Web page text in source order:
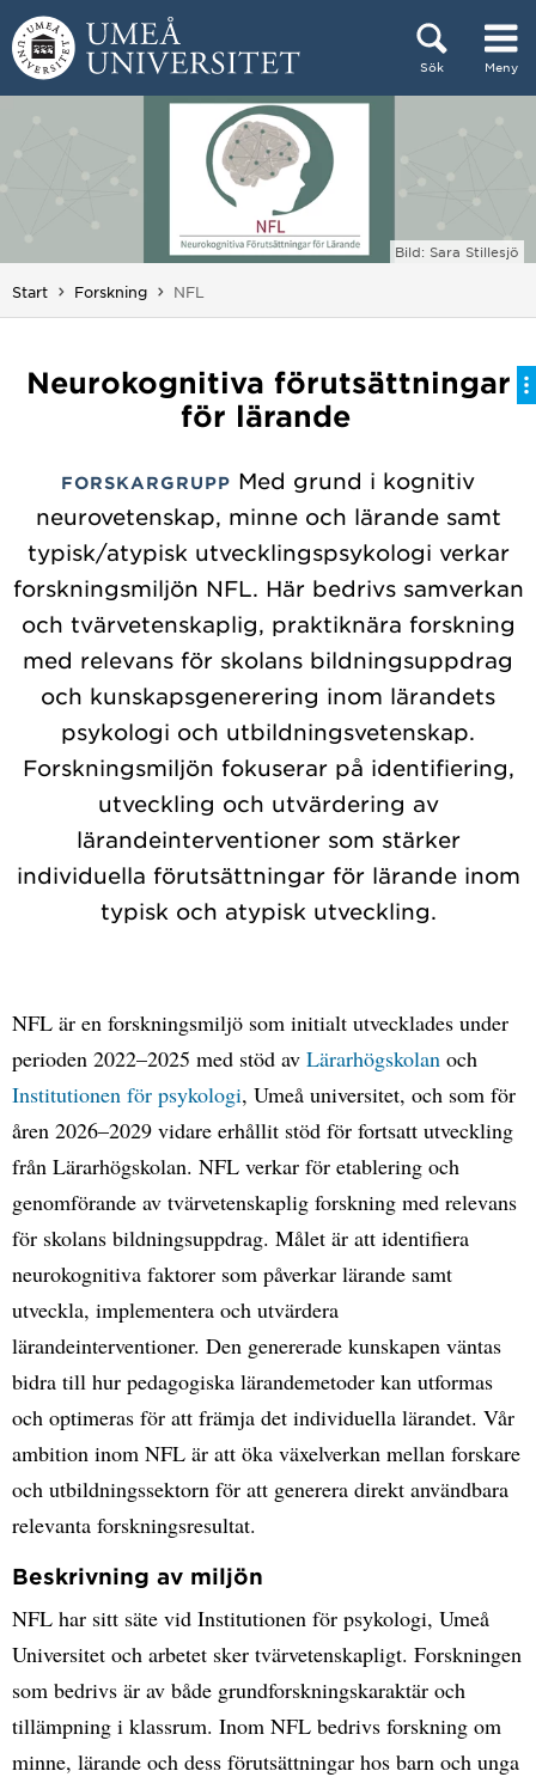
Hoppa direkt till innehållet
Sök Meny
Bild: Sara Stillesjö
Start Forskning Du är här:
NFL
Neurokognitiva förutsättningar
för lärande
FORSKARGRUPP Med grund i kognitiv
neurovetenskap, minne och lärande samt
typisk/atypisk utvecklingspsykologi verkar
forskningsmiljön NFL. Här bedrivs samverkan
och tvärvetenskaplig, praktiknära forskning
med relevans för skolans bildningsuppdrag
och kunskapsgenerering inom lärandets
psykologi och utbildningsvetenskap.
Forskningsmiljön fokuserar på identifiering,
utveckling och utvärdering av
lärandeinterventioner som stärker
individuella förutsättningar för lärande inom
typisk och atypisk utveckling.
NFL är en forskningsmiljö som initialt utvecklades under
perioden 2022–2025 med stöd av Lärarhögskolan och
Institutionen för psykologi, Umeå universitet, och som för
åren 2026–2029 vidare erhållit stöd för fortsatt utveckling
från Lärarhögskolan. NFL verkar för etablering och
genomförande av tvärvetenskaplig forskning med relevans
för skolans bildningsuppdrag. Målet är att identifiera
neurokognitiva faktorer som påverkar lärande samt
utveckla, implementera och utvärdera
lärandeinterventioner. Den genererade kunskapen väntas
bidra till hur pedagogiska lärandemetoder kan utformas
och optimeras för att främja det individuella lärandet. Vår
ambition inom NFL är att öka växelverkan mellan forskare
och utbildningssektorn för att generera direkt användbara
relevanta forskningsresultat.
Beskrivning av miljön
NFL har sitt säte vid Institutionen för psykologi, Umeå
Universitet och arbetet sker tvärvetenskapligt. Forskningen
som bedrivs är av både grundforskningskaraktär och
tillämpning i klassrum. Inom NFL bedrivs forskning om
minne, lärande och dess förutsättningar hos barn och unga